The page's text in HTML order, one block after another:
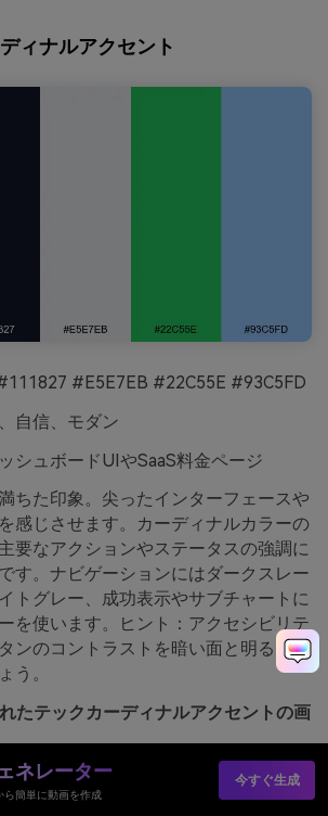
ィナルアクセント
#E5E7EB #22C55E #93C5FD
自信、モダン
シュボードUIやSaaS料金ページ
ちた印象。尖ったインターフェースや
感じさせます。カーディナルカラーの
要なアクションやステータスの強調に
す。ナビゲーションにはダークスレー
トグレー、成功表示やサブチャートに
を使います。ヒント：アクセシビリテ
ンのコントラストを暗い面と明るい面
う。
たテックカーディナルアクセントの画
ネレーター
ら簡単に動画を作成
今すぐ生成